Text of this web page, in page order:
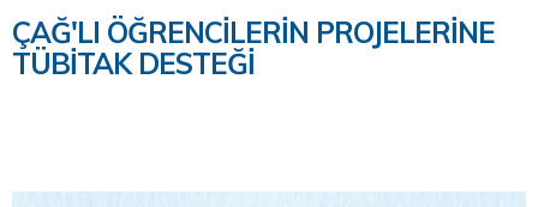
ÇAĞ'LI ÖĞRENCİLERİN PROJELERİNE
TÜBİTAK DESTEĞİ